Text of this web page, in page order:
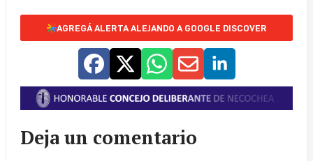
AGREGÁ ALERTA ALEJANDO A GOOGLE DISCOVER
Deja un comentario